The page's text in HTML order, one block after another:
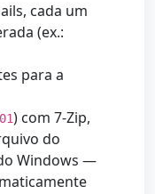
cada um
(ex.:
para a
) com 7-Zip,
do
Windows —